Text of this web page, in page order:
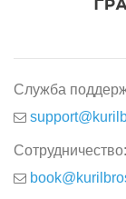
Служба
Сотрудничество: